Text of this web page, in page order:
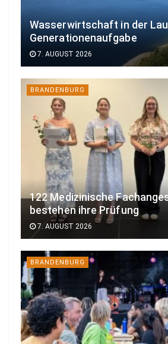
Wasserwirtschaft in der
Generationenaufgabe
7. AUGUST 2026
BRANDENBURG
122 Medizinische
bestehen ihre Prüfung
7. AUGUST 2026
BRANDENBURG